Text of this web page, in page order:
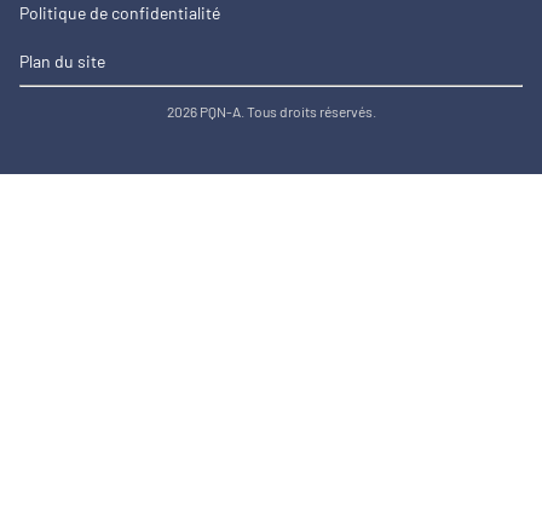
Politique de confidentialité
Plan du site
2026 PQN-A. Tous droits réservés.